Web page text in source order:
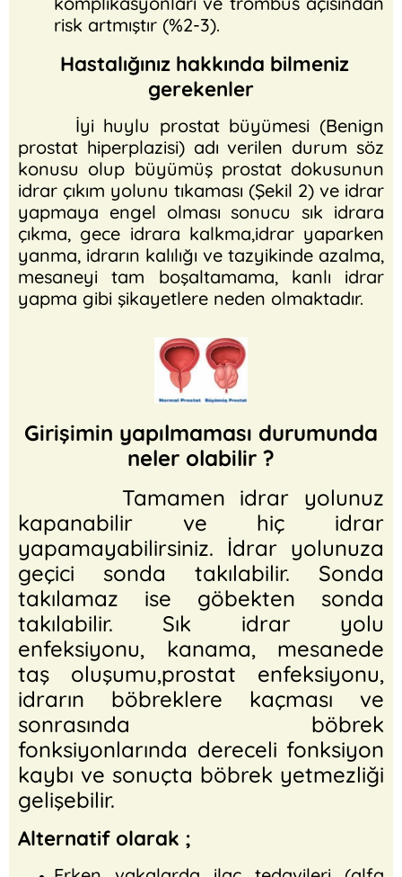
risk artmıştır (%2-3).
Hastalığınız hakkında bilmeniz
gerekenler
İyi huylu prostat büyümesi (Benign
prostat hiperplazisi) adı verilen durum söz
konusu olup büyümüş prostat dokusunun
idrar çıkım yolunu tıkaması (Şekil 2) ve idrar
yapmaya engel olması sonucu sık idrara
çıkma, gece idrara kalkma,idrar yaparken
yanma, idrarın kalılığı ve tazyikinde azalma,
mesaneyi tam boşaltamama, kanlı idrar
yapma gibi şikayetlere neden olmaktadır.
Girişimin yapılmaması durumunda
neler olabilir ?
Tamamen idrar yolunuz
kapanabilir ve hiç idrar
yapamayabilirsiniz. İdrar yolunuza
geçici sonda takılabilir. Sonda
takılamaz ise göbekten sonda
takılabilir. Sık idrar yolu
enfeksiyonu, kanama, mesanede
taş oluşumu,prostat enfeksiyonu,
idrarın böbreklere kaçması ve
sonrasında böbrek
fonksiyonlarında dereceli fonksiyon
kaybı ve sonuçta böbrek yetmezliği
gelişebilir.
Alternatif olarak ;